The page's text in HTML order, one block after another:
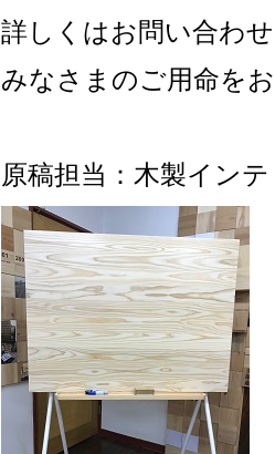
詳しくはお問い合わ
みなさまのご用命を
原稿担当：木製イン